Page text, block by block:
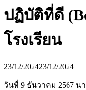
ปฏิบัติที่ดี
โรงเรียน
23/12/202423/12/2024
วันที่ 9 ธันวาคม 2567 น